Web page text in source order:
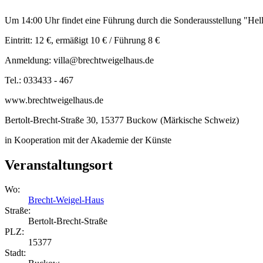
Um 14:00 Uhr findet eine Führung durch die Sonderausstellung
Eintritt: 12 €, ermäßigt 10 € / Führung 8 €
Anmeldung: villa@brechtweigelhaus.de
Tel.: 033433 - 467
www.brechtweigelhaus.de
Bertolt-Brecht-Straße 30, 15377 Buckow (Märkische Schweiz)
in Kooperation mit der Akademie der Künste
Veranstaltungsort
Wo:
Brecht-Weigel-Haus
Straße:
Bertolt-Brecht-Straße
PLZ:
15377
Stadt: